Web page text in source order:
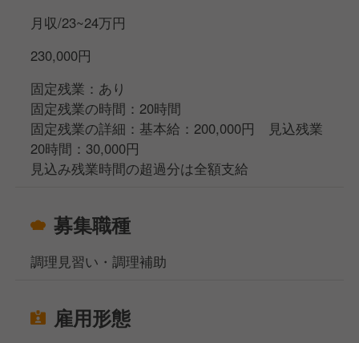
月収/23~24万円
230,000円
固定残業：あり
固定残業の時間：20時間
固定残業の詳細：基本給：200,000円 見込残業
20時間：30,000円
見込み残業時間の超過分は全額支給
募集職種
調理見習い・調理補助
雇用形態